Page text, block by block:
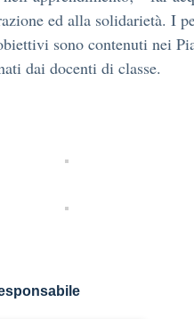
ed alla solidarietà. I
sono contenuti nei
dai docenti di classe.